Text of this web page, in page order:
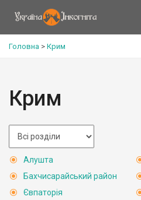
Головна > Крим
Крим
Алушта
Бахчисарайський район
Євпаторія